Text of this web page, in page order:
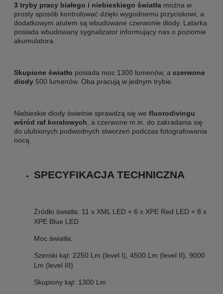
3 tryby pracy białego i niebieskiego światła można w
prosty sposób kontrolować dzięki wygodnemu przyciskowi, a
dodatkowym atutem są wbudowane czerwonie diody. Latarka
posiada wbudowany sygnalizator informujący nas o poziomie
akumulatora.
Skupione światło posiada moc 1300 lumenów, a czerwone
diody 500 lumenów. Oba pracują w jednym trybie.
Niebieskie diody świetnie sprawdzą się we fluorodivingu
wśród raf koralowych , a czerwone m.in. do zakradania się
do ulubionych podwodnych stworzeń podczas fotografowania
nocą.
SPECYFIKACJA TECHNICZNA
Źródło światła: 11 x XML LED + 6 x XPE Red LED + 8 x
XPE Blue LED
Moc światła:
Szeroki kąt: 2250 Lm (level I), 4500 Lm (level II), 9000
Lm (level III)
Skupiony kąt: 1300 Lm